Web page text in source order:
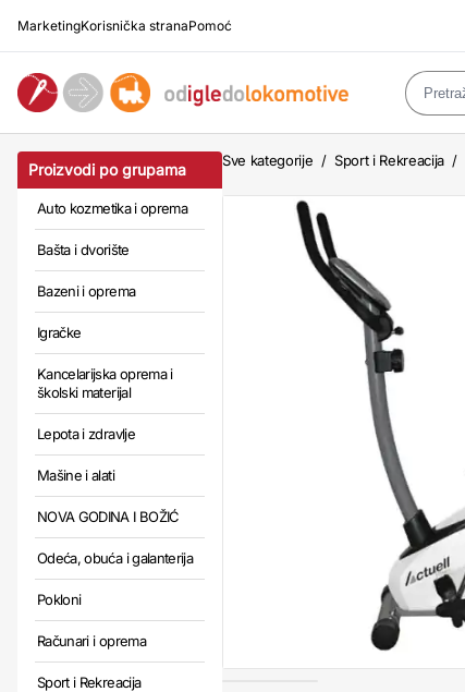
MarketingKorisnička stranaPomoć
Proizvodi po grupama
Auto kozmetika i oprema
Bašta i dvorište
Bazeni i oprema
Igračke
Kancelarijska oprema i
školski materijal
Lepota i zdravlje
Mašine i alati
NOVA GODINA I BOŽIĆ
Odeća, obuća i galanterija
Pokloni
Računari i oprema
Sport i Rekreacija
Sve kategorije / Sport i Rekreacija /